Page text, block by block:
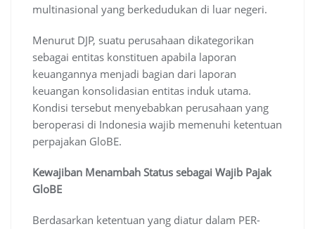
multinasional yang berkedudukan di luar negeri.
Menurut DJP, suatu perusahaan dikategorikan
sebagai entitas konstituen apabila laporan
keuangannya menjadi bagian dari laporan
keuangan konsolidasian entitas induk utama.
Kondisi tersebut menyebabkan perusahaan yang
beroperasi di Indonesia wajib memenuhi ketentuan
perpajakan GloBE.
Kewajiban Menambah Status sebagai Wajib Pajak
GloBE
Berdasarkan ketentuan yang diatur dalam PER-